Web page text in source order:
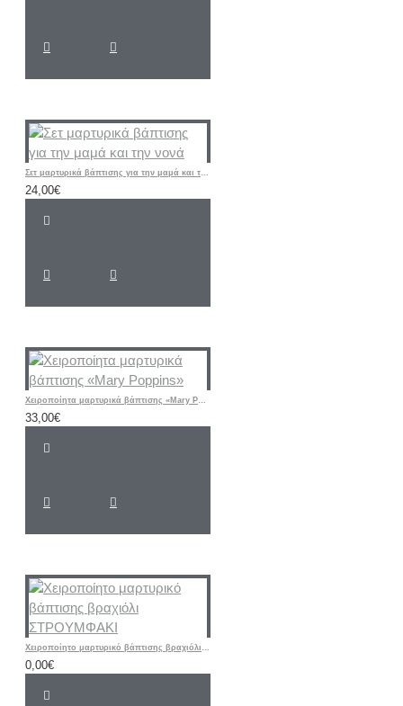
Σετ μαρτυρικά βάπτισης για την μαμά και την νονά
24,00€
Χειροποίητα μαρτυρικά βάπτισης «Mary Poppins»
33,00€
Χειροποίητο μαρτυρικό βάπτισης βραχιόλι ΣΤΡΟΥΜΦΑΚΙ
0,00€